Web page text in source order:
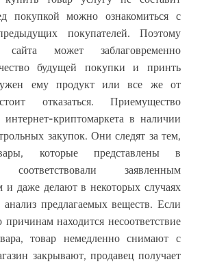
покупкой можно ознакомиться с
покупателей. Поэтому
сайта может заблаговременно
будущей покупки и принть
ему продукт или все же от
отказаться. Приемущество
криптомаркета в наличии
закупок. Они следят за тем,
которые представлены в
соответствовали заявленным
и даже делают в некоторых случаях
предлагаемых веществ. Если
находится несоответствие
товар немедленно снимают с
закрывают, продавец получает